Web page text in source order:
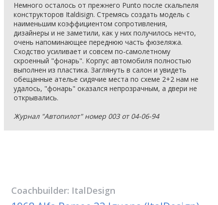
Немного осталось от прежнего Punto после скальпеля
конструкторов Italdisign. Стремясь создать модель с
наименьшим коэффициентом сопротивления,
дизайнеры и не заметили, как у них получилось нечто,
очень напоминающее переднюю часть фюзеляжа.
Сходство усиливает и совсем по-самолетному
скроенный "фонарь". Корпус автомобиля полностью
выполнен из пластика. Заглянуть в салон и увидеть
обещанные ателье сидячие места по схеме 2+2 нам не
удалось, "фонарь" оказался непрозрачным, а двери не
открывались.
Журнал "Автопилот" номер 003 от 04-06-94
Coachbuilder: ItalDesign